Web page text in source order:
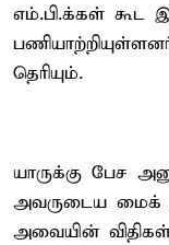
எம்.பி.க்கள் கூட
தெரியும்.
யாருக்கு பேச
அவருடைய மைக்
அவையின்